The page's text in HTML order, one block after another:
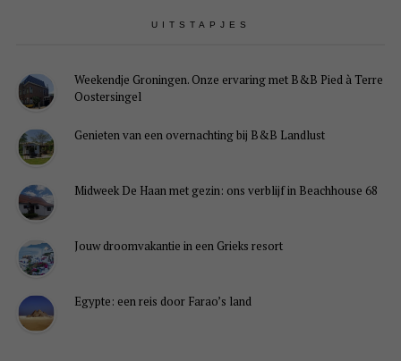
UITSTAPJES
Weekendje Groningen. Onze ervaring met B&B Pied à Terre
Oostersingel
Genieten van een overnachting bij B&B Landlust
Midweek De Haan met gezin: ons verblijf in Beachhouse 68
Jouw droomvakantie in een Grieks resort
Egypte: een reis door Farao’s land